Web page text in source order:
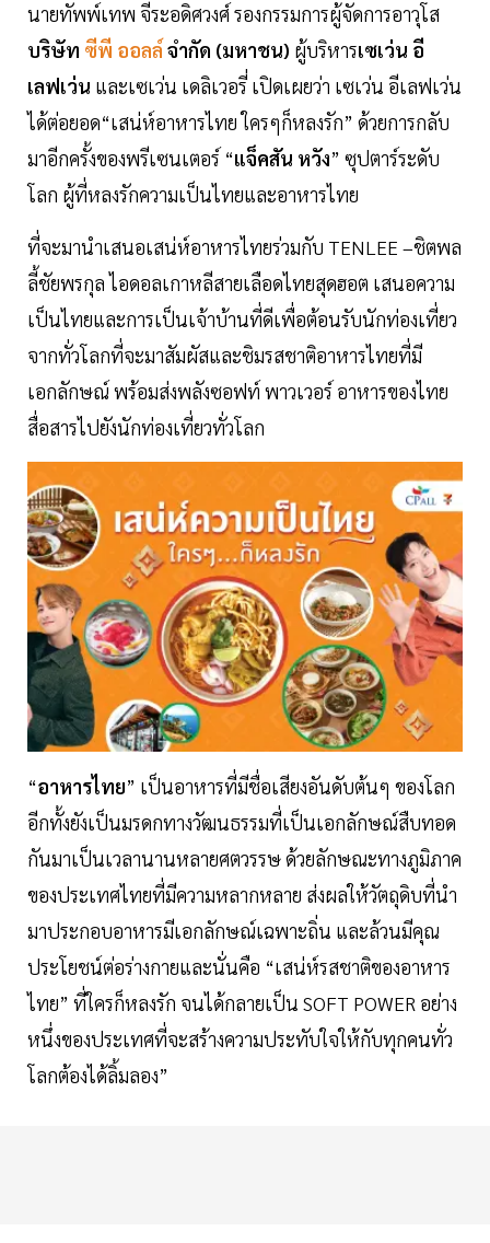
นายทัพพ์เทพ จีระอดิศวงศ์ รองกรรมการผู้จัดการอาวุโส
บริษัท ซีพี ออลล์ จำกัด (มหาชน) ผู้บริหารเซเว่น อี
เลฟเว่น และเซเว่น เดลิเวอรี่ เปิดเผยว่า เซเว่น อีเลฟเว่น
ได้ต่อยอด“เสน่ห์อาหารไทย ใครๆก็หลงรัก” ด้วยการกลับ
มาอีกครั้งของพรีเซนเตอร์ “แจ็คสัน หวัง” ซุปตาร์ระดับ
โลก ผู้ที่หลงรักความเป็นไทยและอาหารไทย
ที่จะมานำเสนอเสน่ห์อาหารไทยร่วมกับ TENLEE –ชิตพล
ลี้ชัยพรกุล ไอดอลเกาหลีสายเลือดไทยสุดฮอต เสนอความ
เป็นไทยและการเป็นเจ้าบ้านที่ดีเพื่อต้อนรับนักท่องเที่ยว
จากทั่วโลกที่จะมาสัมผัสและชิมรสชาติอาหารไทยที่มี
เอกลักษณ์ พร้อมส่งพลังซอฟท์ พาวเวอร์ อาหารของไทย
สื่อสารไปยังนักท่องเที่ยวทั่วโลก
“อาหารไทย” เป็นอาหารที่มีชื่อเสียงอันดับต้นๆ ของโลก
อีกทั้งยังเป็นมรดกทางวัฒนธรรมที่เป็นเอกลักษณ์สืบทอด
กันมาเป็นเวลานานหลายศตวรรษ ด้วยลักษณะทางภูมิภาค
ของประเทศไทยที่มีความหลากหลาย ส่งผลให้วัตถุดิบที่นำ
มาประกอบอาหารมีเอกลักษณ์เฉพาะถิ่น และล้วนมีคุณ
ประโยชน์ต่อร่างกายและนั่นคือ “เสน่ห์รสชาติของอาหาร
ไทย” ที่ใครก็หลงรัก จนได้กลายเป็น SOFT POWER อย่าง
หนึ่งของประเทศที่จะสร้างความประทับใจให้กับทุกคนทั่ว
โลกต้องได้ลิ้มลอง”